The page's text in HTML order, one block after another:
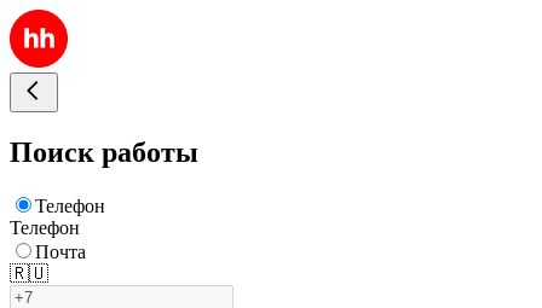
Поиск работы
Телефон
Телефон
Почта
🇷🇺